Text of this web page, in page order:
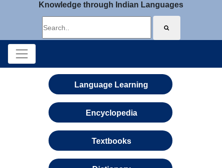
Knowledge through Indian Languages
Language Learning
Encyclopedia
Textbooks